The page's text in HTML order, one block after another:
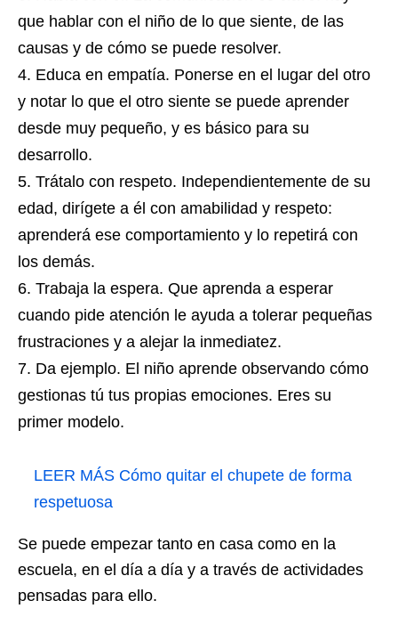
que hablar con el niño de lo que siente, de las
causas y de cómo se puede resolver.
Educa en empatía. Ponerse en el lugar del otro
y notar lo que el otro siente se puede aprender
desde muy pequeño, y es básico para su
desarrollo.
Trátalo con respeto. Independientemente de su
edad, dirígete a él con amabilidad y respeto:
aprenderá ese comportamiento y lo repetirá con
los demás.
Trabaja la espera. Que aprenda a esperar
cuando pide atención le ayuda a tolerar pequeñas
frustraciones y a alejar la inmediatez.
Da ejemplo. El niño aprende observando cómo
gestionas tú tus propias emociones. Eres su
primer modelo.
LEER MÁS Cómo quitar el chupete de forma
respetuosa
Se puede empezar tanto en casa como en la
escuela, en el día a día y a través de actividades
pensadas para ello.